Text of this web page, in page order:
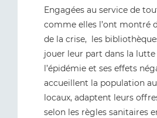
Engagées au service de
comme elles l’ont montré
de la crise, les
jouer leur part dans la
l’épidémie et ses effets
accueillent la population
locaux, adaptent leurs
selon les règles sanitaires